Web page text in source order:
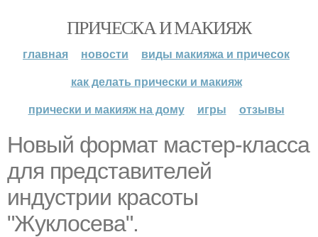
ПРИЧЕСКА И МАКИЯЖ
главная новости
виды макияжа и причесок
как делать прически и макияж
прически и макияж на дому
игры отзывы
Новый формат мастер-класса
для представителей
индустрии красоты
"Жуклосева".